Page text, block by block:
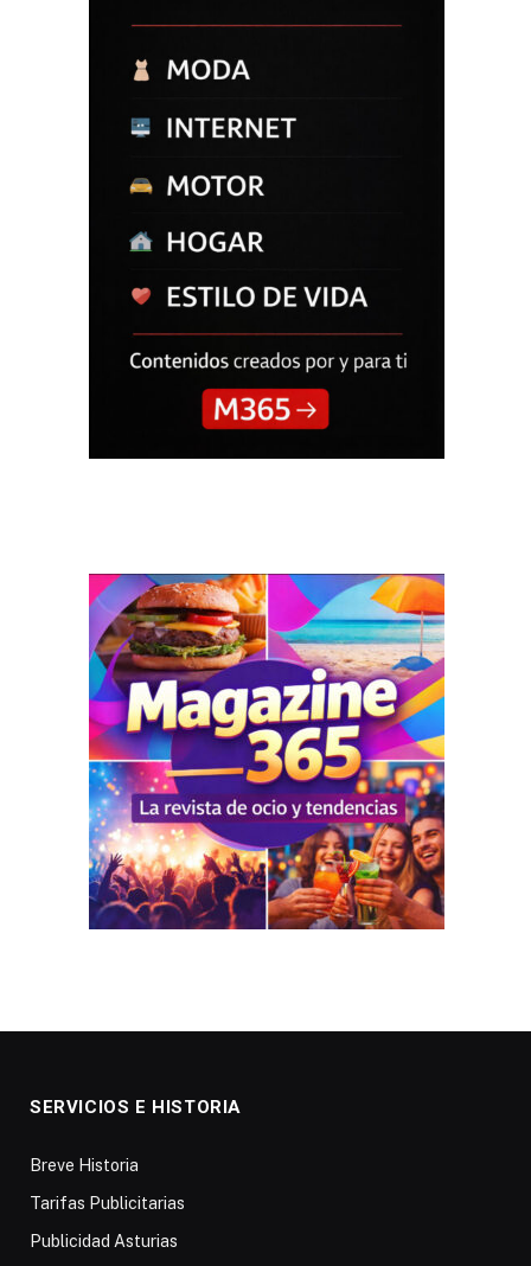
SERVICIOS E HISTORIA
Breve Historia
Tarifas Publicitarias
Publicidad Asturias